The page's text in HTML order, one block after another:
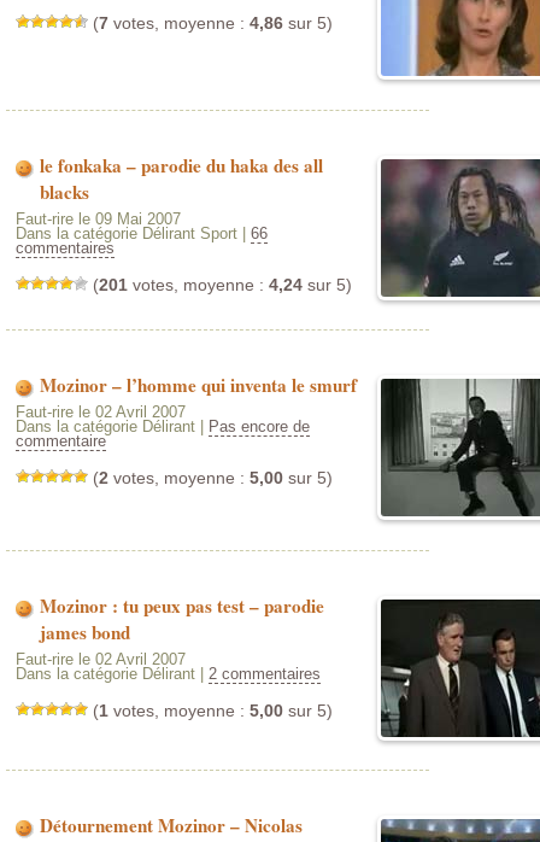
(7 votes, moyenne :4,86 sur 5)
le fonkaka – parodie du haka des all
blacks
Faut-rire le 09 Mai 2007
Dans la catégorie Délirant Sport |66
commentaires
(201 votes, moyenne :4,24 sur 5)
Mozinor – l’homme qui inventa le smurf
Faut-rire le 02 Avril 2007
Dans la catégorie Délirant |
Pas encore de
commentaire
(2 votes, moyenne :5,00 sur 5)
Mozinor : tu peux pas test – parodie
james bond
Faut-rire le 02 Avril 2007
Dans la catégorie Délirant | 2 commentaires
(1 votes, moyenne :5,00 sur 5)
Détournement Mozinor – Nicolas